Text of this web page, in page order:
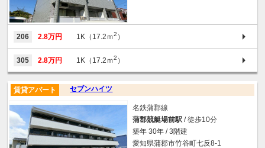
206 2.8万円 1K（17.2ｍ2 ）
305 2.8万円 1K（17.2ｍ2 ）
セブンハイツ
賃貸アパート
名鉄蒲郡線
蒲郡競艇場前駅 / 徒歩10分
築年 30年 / 3階建
愛知県蒲郡市竹谷町七反8-1